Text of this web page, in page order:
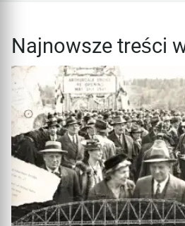
Najnowsze treści